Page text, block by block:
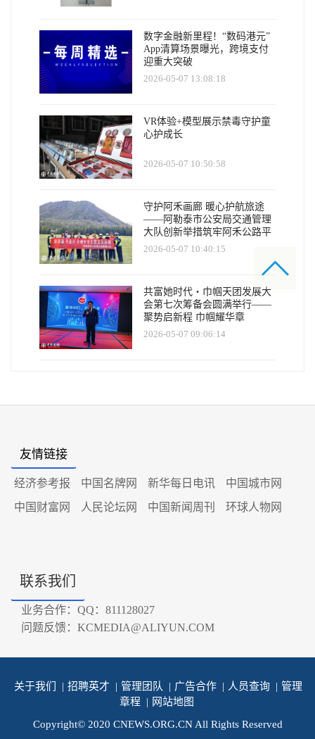
数字金融新里程！“数码港元”
App清算场景曝光，跨境支付
迎重大突破
2026-05-07 13:08:18
VR体验+模型展示禁毒守护童
心护成长
2026-05-07 10:50:58
守护阿禾画廊 暖心护航旅途
——阿勒泰市公安局交通管理
大队创新举措筑牢阿禾公路平
安防线
2026-05-07 10:40:15
共富她时代・巾帼天团发展大
会第七次筹备会圆满举行——
聚势启新程 巾帼耀华章
2026-05-07 09:06:14
友情链接
经济参考报 中国名牌网 新华每日电讯
中国城市网
中国财富网
人民论坛网 中国新闻周刊 环球人物网
联系我们
业务合作：QQ：811128027
问题反馈：KCMEDIA@ALIYUN.COM
关于我们 | 招聘英才 | 管理团队 | 广告合作 | 人员查询 | 管理
章程 | 网站地图
Copyright© 2020 CNEWS.ORG.CN All Rights Reserved